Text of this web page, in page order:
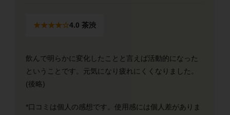
★★★★☆4.0 茶渋
飲んで明らかに変化したことと言えば活動的になった
ということです。元気になり疲れにくくなりました。
(後略)
*口コミは個人の感想です。使用感には個人差がありま